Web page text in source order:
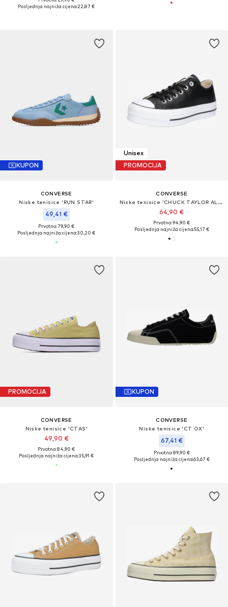
Posljednja najniža cijena:22,87 €
KUPON
CONVERSE
Niske tenisice 'RUN STAR'
49,41 €
Prvotno: 79,90 €
Posljednja najniža cijena:30,20 €
Unisex
PROMOCIJA
CONVERSE
Niske tenisice 'CHUCK TAYLOR ALL STAR LIFT PLATFORM LEATHER'
64,90 €
Prvotno: 94,90 €
Posljednja najniža cijena:55,17 €
PROMOCIJA
CONVERSE
Niske tenisice 'CTAS'
49,90 €
Prvotno: 84,90 €
Posljednja najniža cijena:35,91 €
KUPON
CONVERSE
Niske tenisice 'CT OX'
67,41 €
Prvotno: 89,90 €
Posljednja najniža cijena:63,67 €